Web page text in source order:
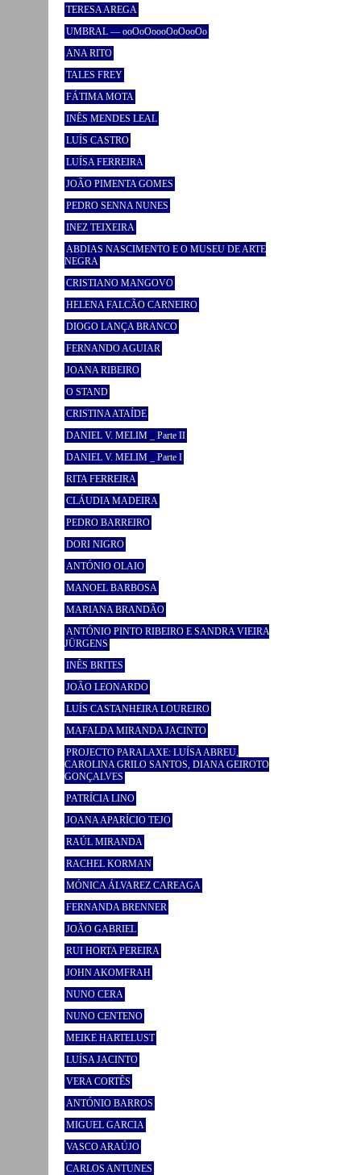
TERESA AREGA
UMBRAL — ooOoOoooOoOooOo
ANA RITO
TALES FREY
FÁTIMA MOTA
INÊS MENDES LEAL
LUÍS CASTRO
LUÍSA FERREIRA
JOÃO PIMENTA GOMES
PEDRO SENNA NUNES
INEZ TEIXEIRA
ABDIAS NASCIMENTO E O MUSEU DE ARTE
NEGRA
CRISTIANO MANGOVO
HELENA FALCÃO CARNEIRO
DIOGO LANÇA BRANCO
FERNANDO AGUIAR
JOANA RIBEIRO
O STAND
CRISTINA ATAÍDE
DANIEL V. MELIM _ Parte II
DANIEL V. MELIM _ Parte I
RITA FERREIRA
CLÁUDIA MADEIRA
PEDRO BARREIRO
DORI NIGRO
ANTÓNIO OLAIO
MANOEL BARBOSA
MARIANA BRANDÃO
ANTÓNIO PINTO RIBEIRO E SANDRA VIEIRA
JÜRGENS
INÊS BRITES
JOÃO LEONARDO
LUÍS CASTANHEIRA LOUREIRO
MAFALDA MIRANDA JACINTO
PROJECTO PARALAXE: LUÍSA ABREU,
CAROLINA GRILO SANTOS, DIANA GEIROTO
GONÇALVES
PATRÍCIA LINO
JOANA APARÍCIO TEJO
RAÚL MIRANDA
RACHEL KORMAN
MÓNICA ÁLVAREZ CAREAGA
FERNANDA BRENNER
JOÃO GABRIEL
RUI HORTA PEREIRA
JOHN AKOMFRAH
NUNO CERA
NUNO CENTENO
MEIKE HARTELUST
LUÍSA JACINTO
VERA CORTÊS
ANTÓNIO BARROS
MIGUEL GARCIA
VASCO ARAÚJO
CARLOS ANTUNES